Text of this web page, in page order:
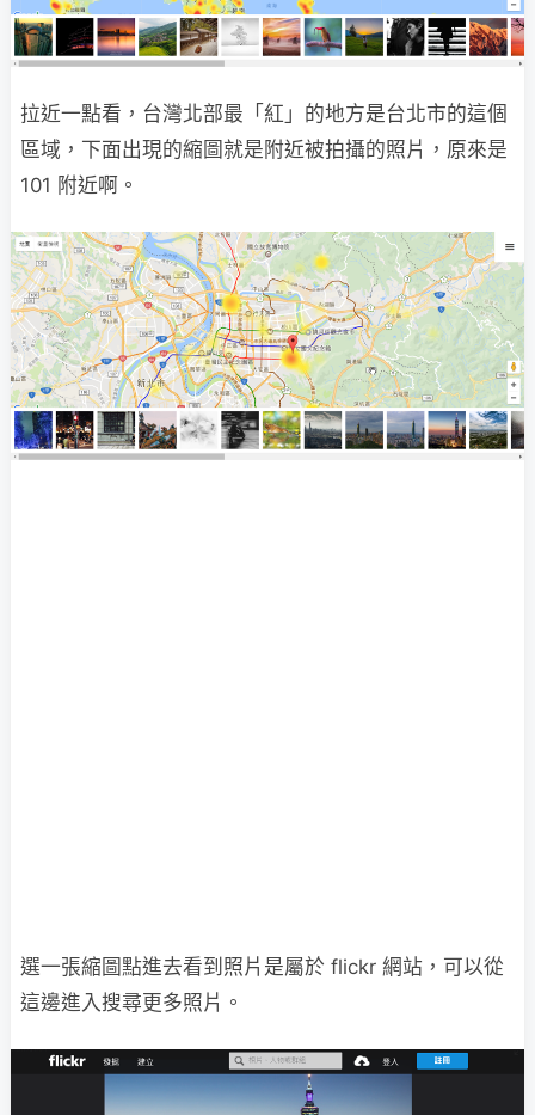
拉近一點看，台灣北部最「紅」的地方是台北市的這個
區域，下面出現的縮圖就是附近被拍攝的照片，原來是
101 附近啊。
選一張縮圖點進去看到照片是屬於 flickr 網站，可以從
這邊進入搜尋更多照片。